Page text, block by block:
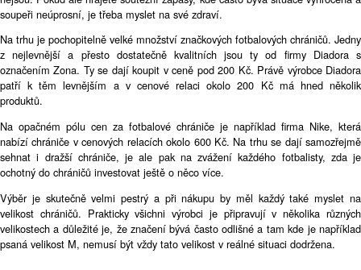
soupeři neúprosní, je třeba myslet na své zdraví.
Na trhu je pochopitelně velké množství značkových fotbalových chráničů. Jedny
z nejlevnější a přesto dostatečně kvalitních jsou ty od firmy Diadora s
označením Zona. Ty se dají koupit v ceně pod 200 Kč. Právě výrobce Diadora
patří k těm levnějším a v cenové relaci okolo 200 Kč má hned několik
produktů.
Na opačném pólu cen za fotbalové chrániče je například firma Nike, která
nabízí chrániče v cenových relacích okolo 600 Kč. Na trhu se dají samozřejmě
sehnat i dražší chrániče, je ale pak na zvážení každého fotbalisty, zda je
ochotný do chráničů investovat ještě o něco více.
Výběr je skutečně velmi pestrý a při nákupu by měl každý také myslet na
velikost chráničů. Prakticky všichni výrobci je připravují v několika různých
velikostech a důležité je, že značení bývá často odlišné a tam kde je například
psaná velikost M, nemusí být vždy tato velikost v reálné situaci dodržena.